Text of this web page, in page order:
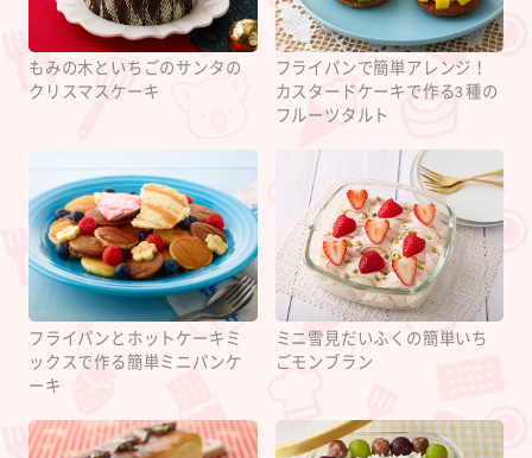
もみの木といちごのサンタの
クリスマスケーキ
フライパンで簡単アレンジ！
カスタードケーキで作る3種の
フルーツタルト
フライパンとホットケーキミ
ックスで作る簡単ミニパンケ
ーキ
ミニ雪見だいふくの簡単いち
ごモンブラン